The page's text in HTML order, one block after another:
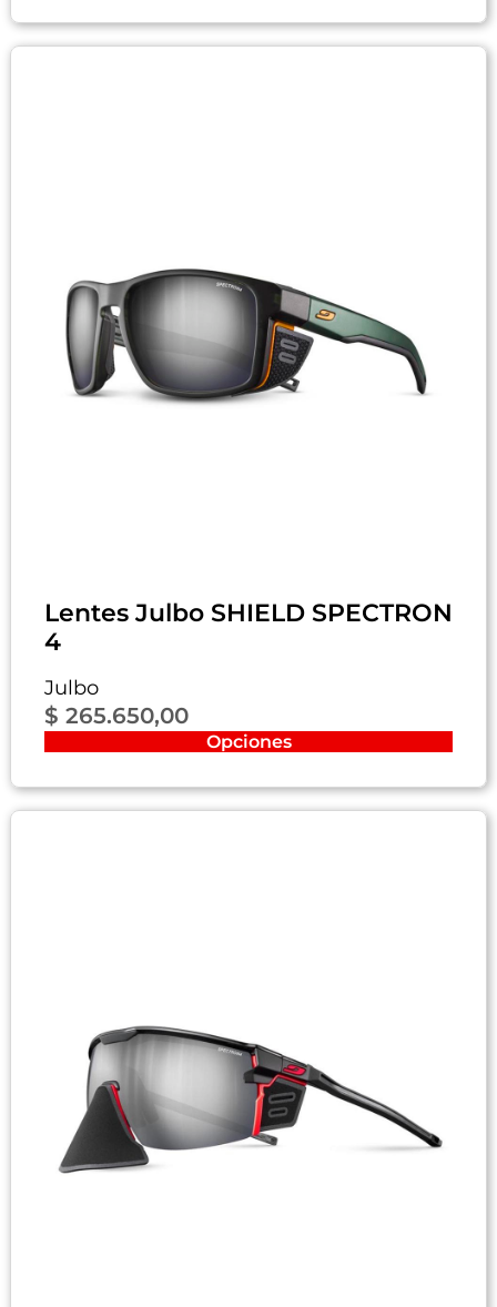
Lentes Julbo SHIELD SPECTRON
4
Julbo
$ 265.650,00
Opciones